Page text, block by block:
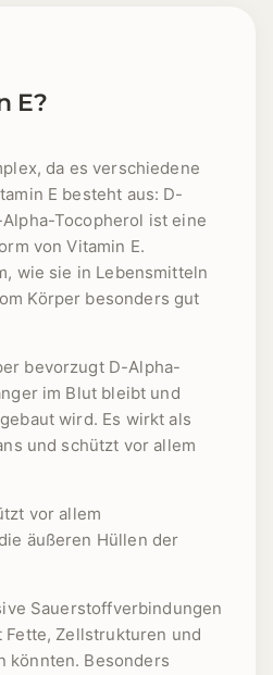
E?
da es verschiedene
E besteht aus: D-
Tocopherol ist eine
von Vitamin E.
wie sie in Lebensmitteln
Körper besonders gut
bevorzugt D-Alpha-
im Blut bleibt und
wird. Es wirkt als
und schützt vor allem
vor allem
äußeren Hüllen der
Sauerstoffverbindungen
Fette, Zellstrukturen und
könnten. Besonders